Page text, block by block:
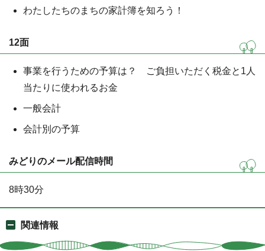
わたしたちのまちの家計簿を知ろう！
12面
事業を行うための予算は？ ご負担いただく税金と1人
当たりに使われるお金
一般会計
会計別の予算
みどりのメール配信時間
8時30分
関連情報